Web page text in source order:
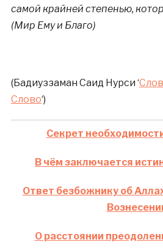
самой крайней степенью,
(Мир Ему и Благо)
(Бадиуззаман Саид Нурси ‘
Слово‘)
Секрет
В чём заключается
Ответ безбожнику об
О расстоянии